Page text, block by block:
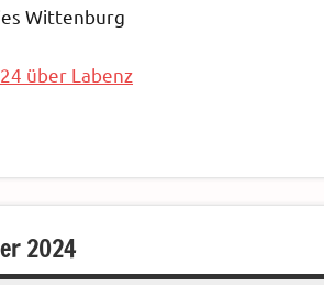
Wittenburg
über Labenz
2024